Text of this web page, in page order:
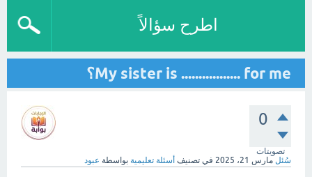
اطرح سؤالاً
My sister is ................. for me؟
0
تصويتات
سُئل مارس 21، 2025 في تصنيف أسئلة تعليمية بواسطة عبود